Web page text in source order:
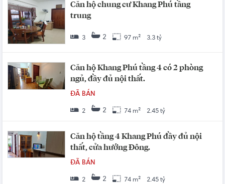
Căn hộ chung cư Khang Phú tầng
trung
3 2 97 m² 3.3 tỷ
Căn hộ Khang Phú tầng 4 có 2 phòng
ngủ, đầy đủ nội thất.
ĐÃ BÁN
2 2 74 m² 2.45 tỷ
Căn hộ tầng 4 Khang Phú đầy đủ nội
thất, cửa hướng Đông.
ĐÃ BÁN
2 2 74 m² 2.45 tỷ